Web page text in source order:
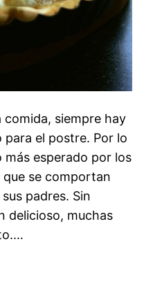
comida, siempre hay
para el postre. Por lo
más esperado por los
se comportan
padres. Sin
delicioso, muchas